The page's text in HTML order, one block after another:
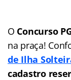
O Concurso
na praça!
de Ilha
cadastro